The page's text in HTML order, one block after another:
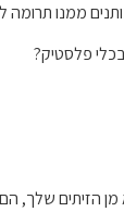
ממנו
פלסטיק?
שלך, הם